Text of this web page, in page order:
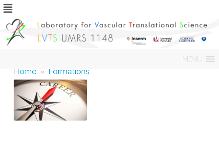
MENU
Home » Formations